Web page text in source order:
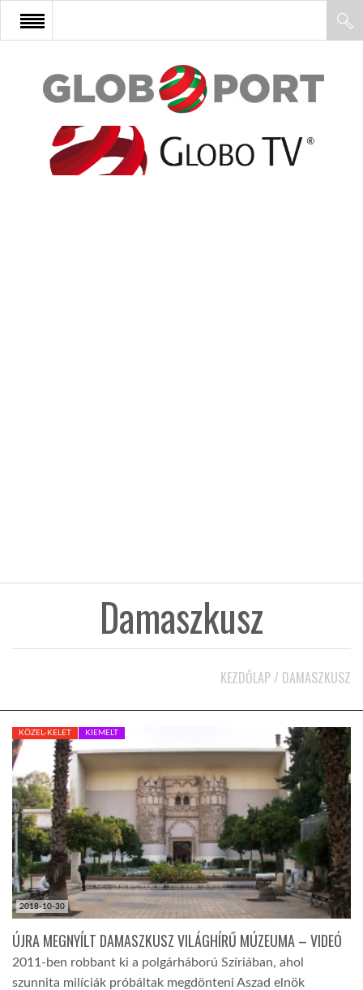
FŐOLDAL
AFRIKA
HÍR3D
TROPICALMAGAZIN
GLOBOTV
AFRIKA TUDÁSTÁR
A NAP SZÉPE
LINKTR.EE
Damaszkusz
KEZDŐLAP / DAMASZKUSZ
2018-10-30
KÖZEL-KELET KIEMELT
ÚJRA MEGNYÍLT DAMASZKUSZ VILÁGHÍRŰ MÚZEUMA – VIDEÓ
2011-ben robbant ki a polgárháború Szíriában, ahol
szunnita milíciák próbáltak megdönteni Aszad elnök